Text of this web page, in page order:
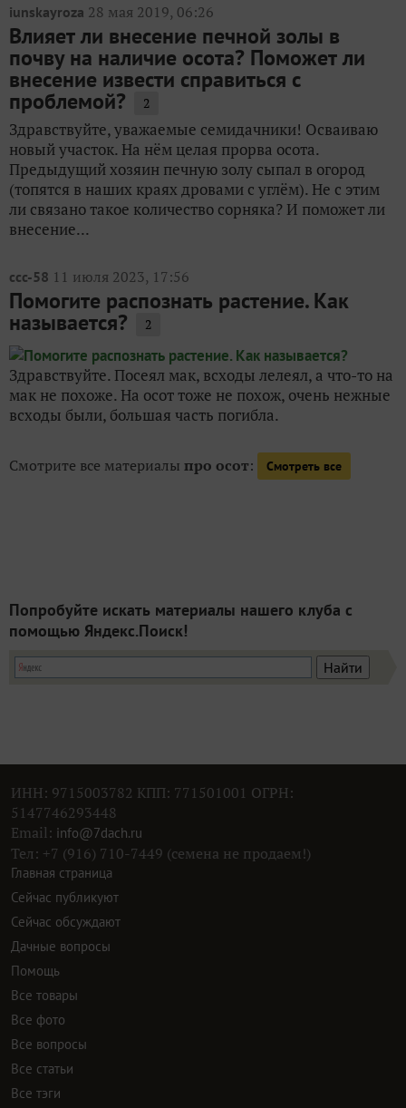
iunskayroza 28 мая 2019, 06:26
Влияет ли внесение печной золы в
почву на наличие осота? Поможет ли
внесение извести справиться с
проблемой? 2
Здравствуйте, уважаемые семидачники! Осваиваю
новый участок. На нём целая прорва осота.
Предыдущий хозяин печную золу сыпал в огород
(топятся в наших краях дровами с углём). Не с этим
ли связано такое количество сорняка? И поможет ли
внесение...
ccc-58 11 июля 2023, 17:56
Помогите распознать растение. Как
называется? 2
Здравствуйте. Посеял мак, всходы лелеял, а что-то на
мак не похоже. На осот тоже не похож, очень нежные
всходы были, большая часть погибла.
Смотрите все материалы про осот: Смотреть все
Попробуйте искать материалы нашего клуба с
помощью Яндекс.Поиск!
ИНН: 9715003782 КПП: 771501001 ОГРН:
5147746293448
Email: info@7dach.ru
Тел: +7 (916) 710-7449 (семена не продаем!)
Главная страница
Сейчас публикуют
Сейчас обсуждают
Дачные вопросы
Помощь
Все товары
Все фото
Все вопросы
Все статьи
Все тэги